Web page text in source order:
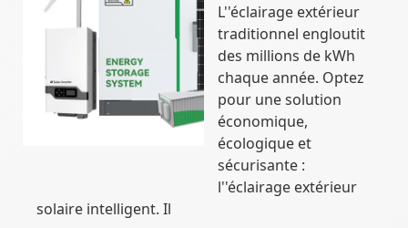
L''éclairage extérieur
traditionnel engloutit
des millions de kWh
chaque année. Optez
pour une solution
économique,
écologique et
sécurisante :
l''éclairage extérieur
solaire intelligent. Il